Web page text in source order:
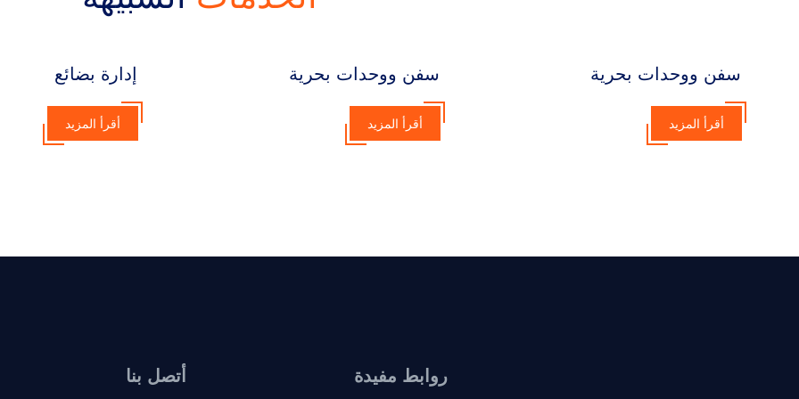
سفن ووحدات بحرية
أقرأ المزيد
سفن ووحدات بحرية
أقرأ المزيد
إدارة بضائع
أقرأ المزيد
روابط مفيدة أتصل بنا